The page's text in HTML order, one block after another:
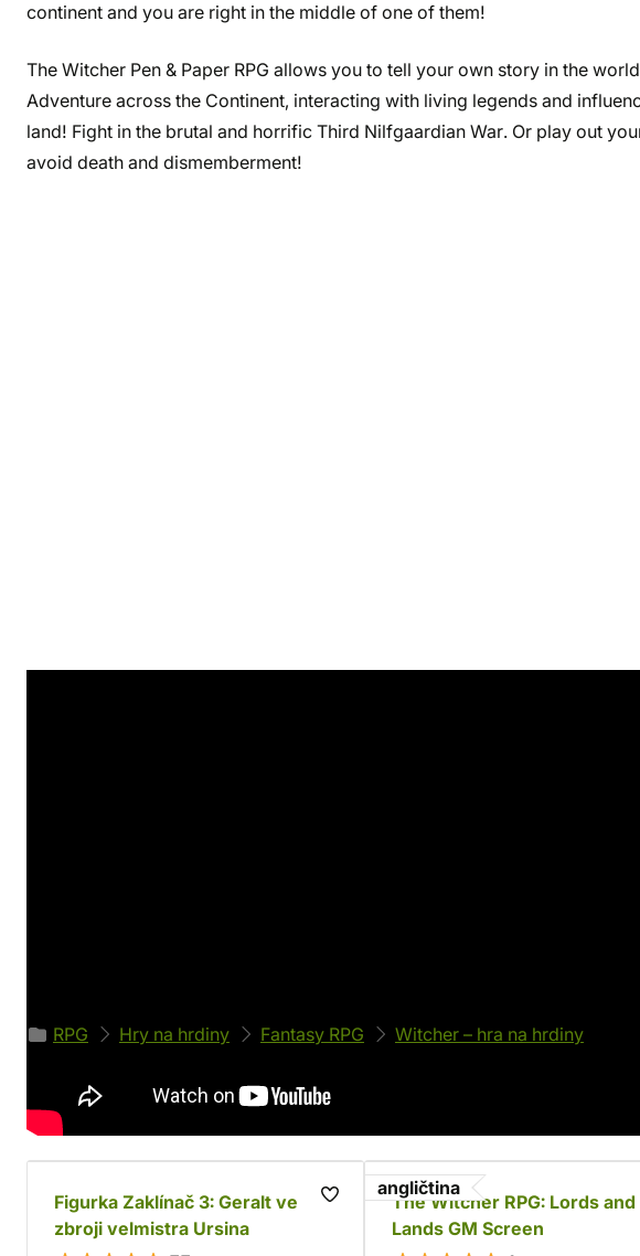
continent and you are right in the middle of one of them!
The Witcher Pen & Paper RPG allows you to tell your own story in the
Adventure across the Continent, interacting with living legends and
land! Fight in the brutal and horrific Third Nilfgaardian War. Or play out
avoid death and dismemberment!
RPG
Hry na hrdiny Fantasy RPG Witcher – hra na hrdiny
Doporučujeme
Figurka Zaklínač 3: Geralt ve
zbroji velmistra Ursina
angličtina
The Witcher RPG: Lords and
Lands GM Screen